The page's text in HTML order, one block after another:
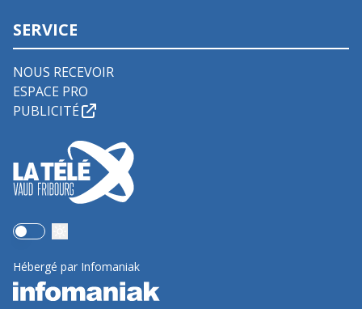
SERVICE
NOUS RECEVOIR
ESPACE PRO
PUBLICITÉ
Use setting
Hébergé par Infomaniak